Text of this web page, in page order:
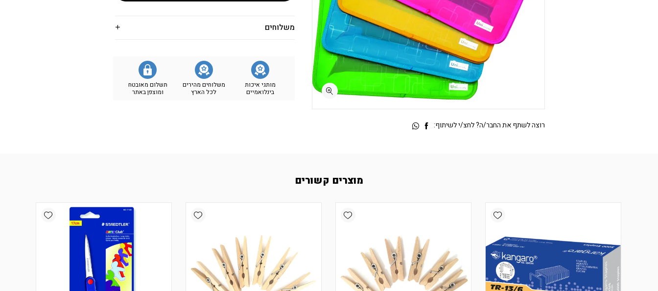
משלוחים
מותגי איכות
בינלואמיים
משלוחים מהירים
לכל הארץ
תשלום מאובטח
ומוצפן באתר
רוצה לשתף את החבר/ה? לחצ/י לשיתוף:
מוצרים קשורים
Add wishlist
Add wishlist
Add wishlist
Add wishlist